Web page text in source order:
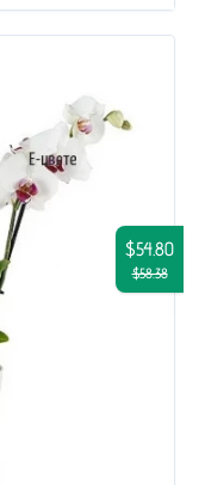
$54.80
$58.38